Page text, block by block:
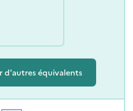
d'autres équivalents